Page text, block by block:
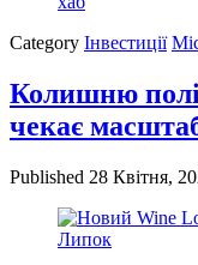
Category Інвестиції
Колишню
чекає
Published 28 Квітня,